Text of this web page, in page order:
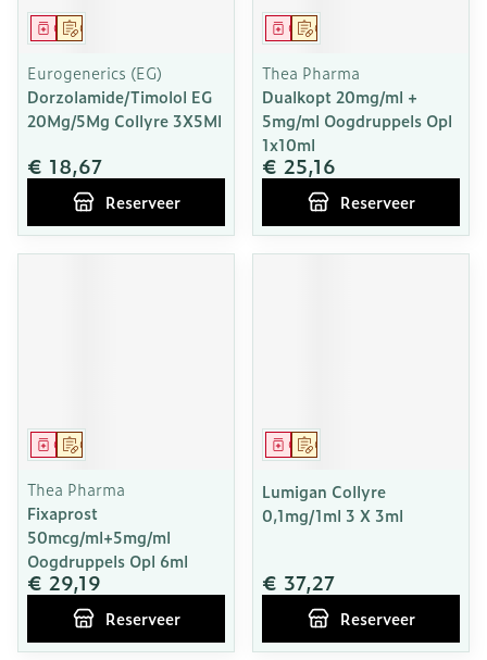
Op voorschrift
Geneesmiddel
Eurogenerics (EG)
Dorzolamide/Timolol EG
20Mg/5Mg Collyre 3X5Ml
€ 18,67
Reserveer
Op voorschrift
Geneesmiddel
Thea Pharma
Dualkopt 20mg/ml +
5mg/ml Oogdruppels Opl
1x10ml
€ 25,16
Reserveer
Op voorschrift
Geneesmiddel
Thea Pharma
Fixaprost
50mcg/ml+5mg/ml
Oogdruppels Opl 6ml
€ 29,19
Reserveer
Op voorschrift
Geneesmiddel
Lumigan Collyre
0,1mg/1ml 3 X 3ml
€ 37,27
Reserveer